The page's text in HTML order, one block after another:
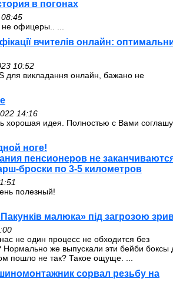
в погонах
не офицеры.. ...
вчителів онлайн:
10:52
для викладання онлайн, бажано не
14:16
хорошая идея. Полностью с Вами
ноге!
пенсионеров не
броски по 3-5 километров
полезный!
малюка» під загрозою
не один процесс не обходится без
Нормально же выпускали эти бейби боксы
пошло не так? Такое ощуще. ...
сорвал резьбу на